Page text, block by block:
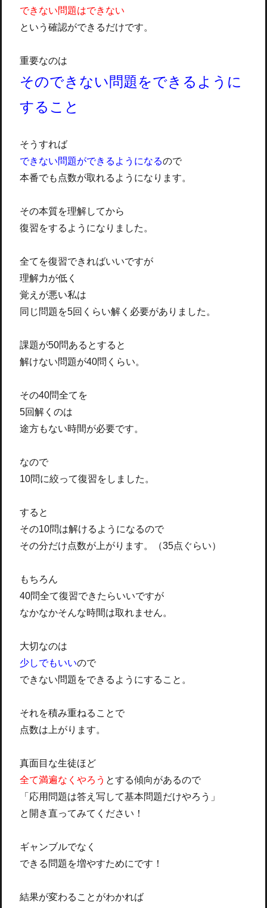
できない問題はできない
という確認ができるだけです。
重要なのは
そのできない問題をできるように
すること
そうすれば
できない問題ができるようになるので
本番でも点数が取れるようになります。
その本質を理解してから
復習をするようになりました。
全てを復習できればいいですが
理解力が低く
覚えが悪い私は
同じ問題を5回くらい解く必要がありました。
課題が50問あるとすると
解けない問題が40問くらい。
その40問全てを
5回解くのは
途方もない時間が必要です。
なので
10問に絞って復習をしました。
すると
その10問は解けるようになるので
その分だけ点数が上がります。（35点ぐらい）
もちろん
40問全て復習できたらいいですが
なかなかそんな時間は取れません。
大切なのは
少しでもいいので
できない問題をできるようにすること。
それを積み重ねることで
点数は上がります。
真面目な生徒ほど
全て満遍なくやろう とする傾向があるので
「応用問題は答え写して基本問題だけやろう」
と開き直ってみてください！
ギャンブルでなく
できる問題を増やすためにです！
結果が変わることがわかれば